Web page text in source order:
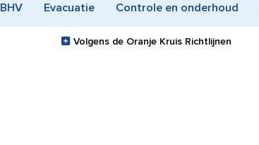
BHV Evacuatie Controle en onderhoud
Volgens de Oranje Kruis Richtlijnen